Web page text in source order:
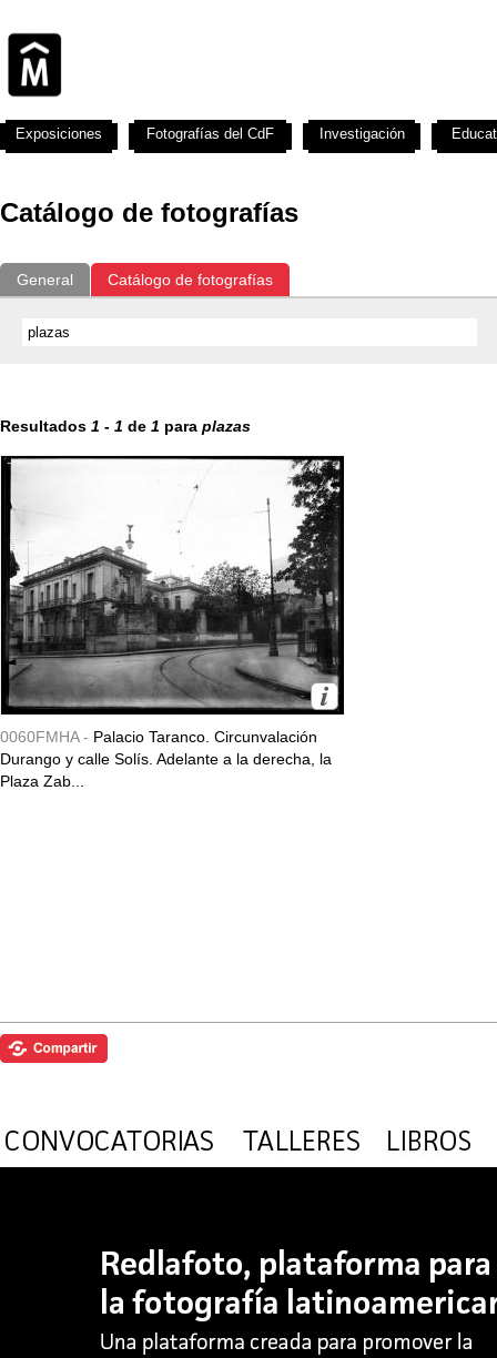
Catálogo de fotografías
General Catálogo de fotografías
Resultados 1 - 1 de 1 para plazas
0060FMHA - Palacio Taranco. Circunvalación
Durango y calle Solís. Adelante a la derecha, la
Plaza Zab...
Exposiciones Fotografías del CdF Investigación